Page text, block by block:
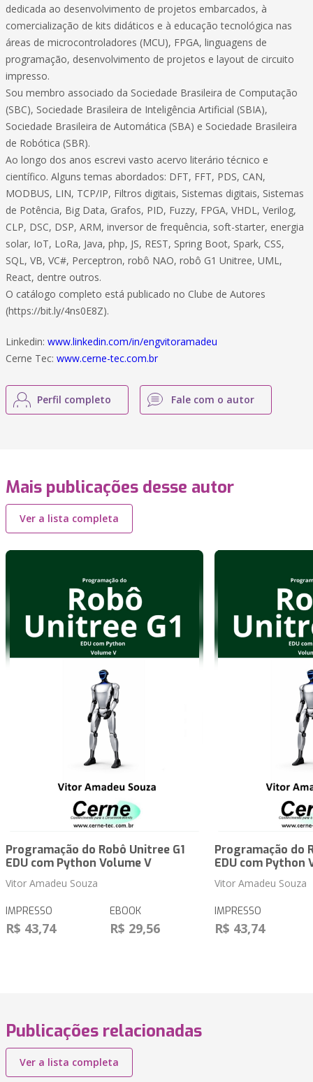
dedicada ao desenvolvimento de projetos embarcados, à
comercialização de kits didáticos e à educação tecnológica nas
áreas de microcontroladores (MCU), FPGA, linguagens de
programação, desenvolvimento de projetos e layout de circuito
impresso.
Sou membro associado da Sociedade Brasileira de Computação
(SBC), Sociedade Brasileira de Inteligência Artificial (SBIA),
Sociedade Brasileira de Automática (SBA) e Sociedade Brasileira
de Robótica (SBR).
Ao longo dos anos escrevi vasto acervo literário técnico e
científico. Alguns temas abordados: DFT, FFT, PDS, CAN,
MODBUS, LIN, TCP/IP, Filtros digitais, Sistemas digitais, Sistemas
de Potência, Big Data, Grafos, PID, Fuzzy, FPGA, VHDL, Verilog,
CLP, DSC, DSP, ARM, inversor de frequência, soft-starter, energia
solar, IoT, LoRa, Java, php, JS, REST, Spring Boot, Spark, CSS,
SQL, VB, VC#, Perceptron, robô NAO, robô G1 Unitree, UML,
React, dentre outros.
O catálogo completo está publicado no Clube de Autores
(https://bit.ly/4ns0E8Z).
Linkedin: www.linkedin.com/in/engvitoramadeu
Cerne Tec: www.cerne-tec.com.br
Perfil completo Fale com o autor
Mais publicações desse autor
Ver a lista completa
Programação do Robô Unitree G1
EDU com Python Volume V
Vitor Amadeu Souza
IMPRESSO
R$ 43,74
EBOOK
R$ 29,56
Programação do
EDU com Python
Vitor Amadeu Souza
IMPRESSO
R$ 43,74
Publicações relacionadas
Ver a lista completa